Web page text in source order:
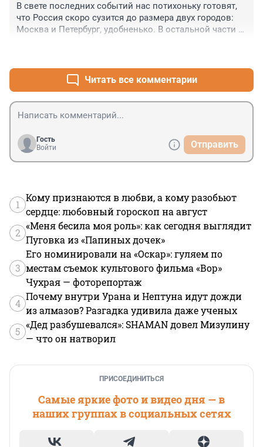
В свете последних событий нас потихоньку готовят,
что Россия скоро сузится до размера двух городов:
Москва и Петербург, удобненько. В остальной части
Читать все комментарии
Гость
Войти
Отправить
1
Кому признаются в любви, а кому разобьют
сердце: любовный гороскоп на август
2
«Меня бесила моя роль»: как сегодня выглядит
Пуговка из «Папиных дочек»
3
Его номинировали на «Оскар»: гуляем по
местам съемок культового фильма «Вор»
Чухрая — фоторепортаж
4
Почему внутри Урана и Нептуна идут дожди
из алмазов? Разгадка удивила даже ученых
5
«Дед разбушевался»: SHAMAN довел Мизулину
— что он натворил
ПРИСОЕДИНИТЬСЯ
Самые яркие фото и видео дня — в
наших группах в социальных сетях